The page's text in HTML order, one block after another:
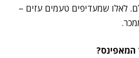
לאלו שמעדיפים טעמים עזים –